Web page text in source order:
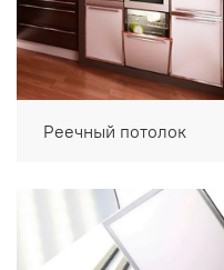
Реечный потолок